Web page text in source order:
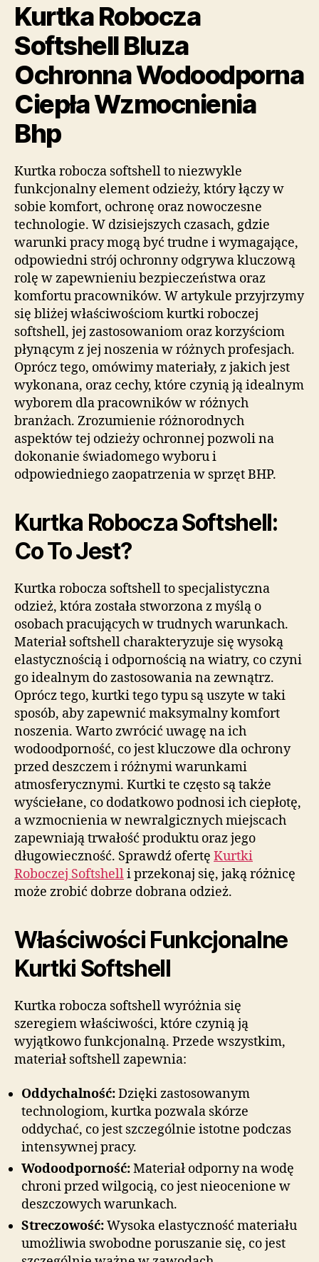
Kurtka Robocza
Softshell Bluza
Ochronna Wodoodporna
Ciepła Wzmocnienia
Bhp
Kurtka robocza softshell to niezwykle
funkcjonalny element odzieży, który łączy w
sobie komfort, ochronę oraz nowoczesne
technologie. W dzisiejszych czasach, gdzie
warunki pracy mogą być trudne i wymagające,
odpowiedni strój ochronny odgrywa kluczową
rolę w zapewnieniu bezpieczeństwa oraz
komfortu pracowników. W artykule przyjrzymy
się bliżej właściwościom kurtki roboczej
softshell, jej zastosowaniom oraz korzyściom
płynącym z jej noszenia w różnych profesjach.
Oprócz tego, omówimy materiały, z jakich jest
wykonana, oraz cechy, które czynią ją idealnym
wyborem dla pracowników w różnych
branżach. Zrozumienie różnorodnych
aspektów tej odzieży ochronnej pozwoli na
dokonanie świadomego wyboru i
odpowiedniego zaopatrzenia w sprzęt BHP.
Kurtka Robocza Softshell:
Co To Jest?
Kurtka robocza softshell to specjalistyczna
odzież, która została stworzona z myślą o
osobach pracujących w trudnych warunkach.
Materiał softshell charakteryzuje się wysoką
elastycznością i odpornością na wiatry, co czyni
go idealnym do zastosowania na zewnątrz.
Oprócz tego, kurtki tego typu są uszyte w taki
sposób, aby zapewnić maksymalny komfort
noszenia. Warto zwrócić uwagę na ich
wodoodporność, co jest kluczowe dla ochrony
przed deszczem i różnymi warunkami
atmosferycznymi. Kurtki te często są także
wyściełane, co dodatkowo podnosi ich ciepłotę,
a wzmocnienia w newralgicznych miejscach
zapewniają trwałość produktu oraz jego
długowieczność. Sprawdź ofertę Kurtki
Roboczej Softshelli przekonaj się, jaką różnicę
może zrobić dobrze dobrana odzież.
Właściwości Funkcjonalne
Kurtki Softshell
Kurtka robocza softshell wyróżnia się
szeregiem właściwości, które czynią ją
wyjątkowo funkcjonalną. Przede wszystkim,
materiał softshell zapewnia:
Oddychalność:Dzięki zastosowanym
technologiom, kurtka pozwala skórze
oddychać, co jest szczególnie istotne podczas
intensywnej pracy.
Wodoodporność:Materiał odporny na wodę
chroni przed wilgocią, co jest nieocenione w
deszczowych warunkach.
Streczowość:Wysoka elastyczność materiału
umożliwia swobodne poruszanie się, co jest